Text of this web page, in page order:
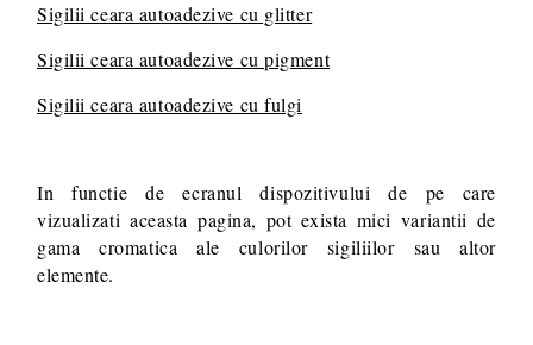
Sigilii ceara autoadezive cu glitter
Sigilii ceara autoadezive cu pigment
Sigilii ceara autoadezive cu fulgi
In functie de ecranul dispozitivului de pe care
vizualizati aceasta pagina, pot exista mici variantii de
gama cromatica ale culorilor sigiliilor sau altor
elemente.